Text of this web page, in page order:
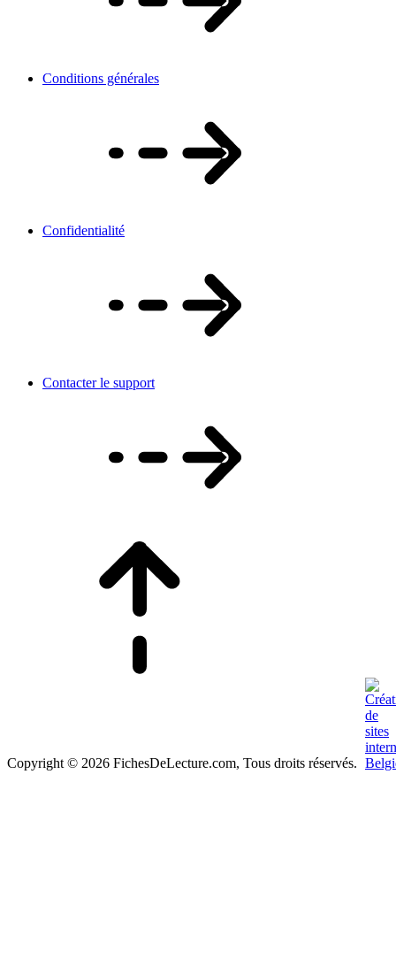
Conditions générales
Confidentialité
Contacter le support
Copyright © 2026 FichesDeLecture.com, Tous droits réservés.